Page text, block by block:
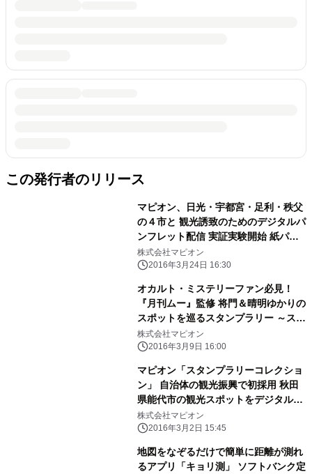
この発行者のリリース
マピオン、日光・宇都宮・足利・秩父
の４市と 観光誘致のためのデジタルパ
ンフレット配信 実証実験開始 紙パン
フレットをそのまま利用できる電子配
信ASPサービス
株式会社マピオン
2016年3月24日 16:30
オカルト・ミステリーファン必見！
『月刊ムー』監修 将門＆晴明ゆかりの
スポットを巡るスタンプラリー ～スマ
ホで誰でも参加できる「スタンプラリ
ーコレクション」から3月9日スタート
株式会社マピオン
2016年3月9日 16:00
マピオン「スタンプラリーコレクショ
ン」 自治体の観光振興で初採用 秋田
県能代市の観光スポットをデジタルス
タンプラリーで巡ろう ～ 位置情報を
活用した観光ソリューションで地方創
株式会社マピオン
2016年3月2日 15:45
地図をなぞるだけで簡単に距離が測れ
るアプリ「キョリ測」 ソフトバンク定